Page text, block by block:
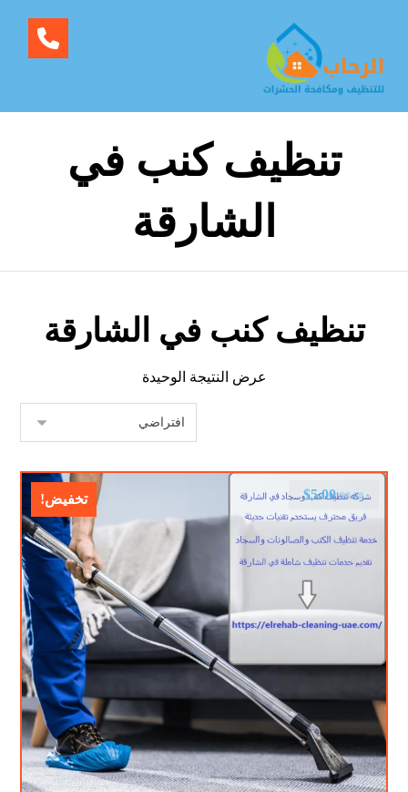
تنظيف كنب في
الشارقة
تنظيف كنب في الشارقة
عرض النتيجة الوحيدة
تخفيض! $8.00
$5.00